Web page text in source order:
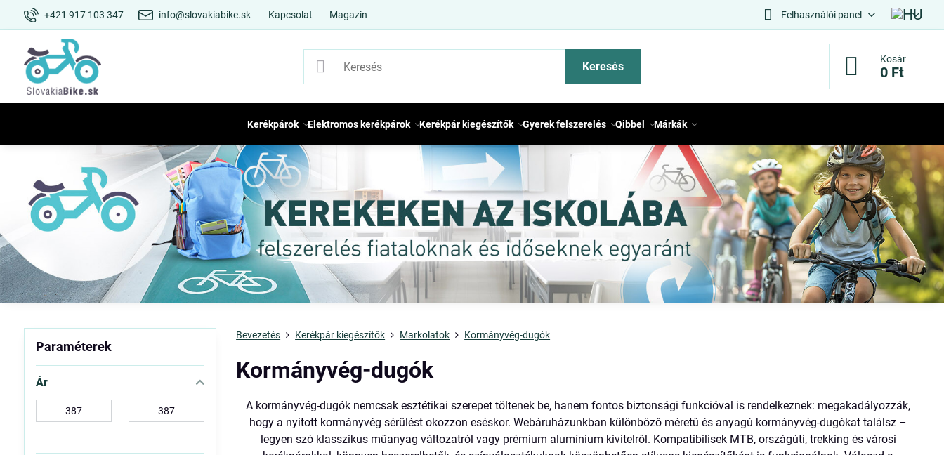
+421 917 103 347 info@slovakiabike.sk Kapcsolat Magazin Felhasználói panel
Keresés
Kosár
0 Ft
Kerékpárok Elektromos kerékpárok Kerékpár kiegészítők Gyerek felszerelés Qibbel Márkák
Bevezetés Kerékpár kiegészítők Markolatok Kormányvég-dugók
Kormányvég-dugók
A kormányvég-dugók nemcsak esztétikai szerepet töltenek be, hanem fontos biztonsági funkcióval is rendelkeznek: megakadályozzák,
hogy a nyitott kormányvég sérülést okozzon eséskor. Webáruházunkban különböző méretű és anyagú kormányvég-dugókat találsz –
legyen szó klasszikus műanyag változatról vagy prémium alumínium kivitelről. Kompatibilisek MTB, országúti, trekking és városi
Paraméterek
Ár
tól:
ig: